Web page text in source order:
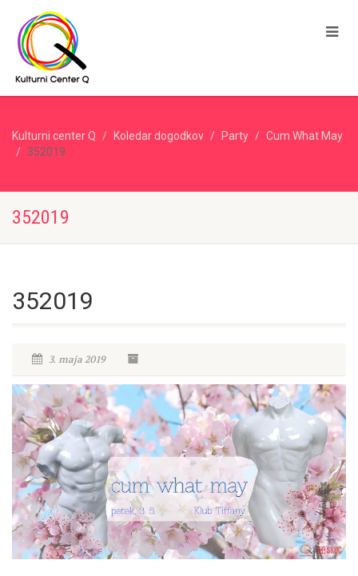
Kulturni center Q Koledar dogodkov Party
Cum What May
352019
352019
352019
3. maja 2019